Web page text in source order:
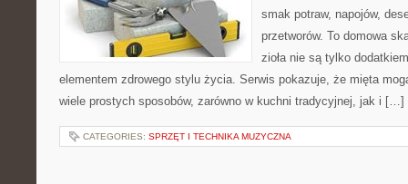
smak potraw, napojów,
przetworów. To domowa
zioła nie są tylko
elementem zdrowego stylu życia. Serwis pokazuje, że mięta
wiele prostych sposobów, zarówno w kuchni tradycyjnej, jak i […]
CATEGORIES: SPRZĘT I TECHNIKA MUZYCZNA